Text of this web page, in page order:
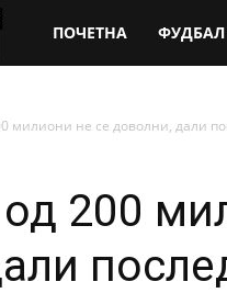
SuperSport.mk
ПОЧЕТНА ФУДБАЛ
милиони не се доволни, дали
200